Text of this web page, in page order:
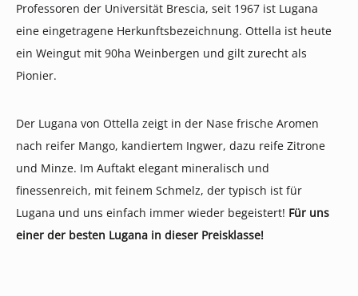
Professoren der Universität Brescia, seit 1967 ist Lugana
eine eingetragene Herkunftsbezeichnung. Ottella ist heute
ein Weingut mit 90ha Weinbergen und gilt zurecht als
Pionier.
Der Lugana von Ottella zeigt in der Nase frische Aromen
nach reifer Mango, kandiertem Ingwer, dazu reife Zitrone
und Minze. Im Auftakt elegant mineralisch und
finessenreich, mit feinem Schmelz, der typisch ist für
Lugana und uns einfach immer wieder begeistert! Für uns
einer der besten Lugana in dieser Preisklasse!